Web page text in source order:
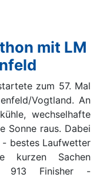
mit LM
zum 57. Mal
Vogtland. An
wechselhafte
Sonne raus. Dabei
- bestes Laufwetter
kurzen Sachen
913 Finisher -